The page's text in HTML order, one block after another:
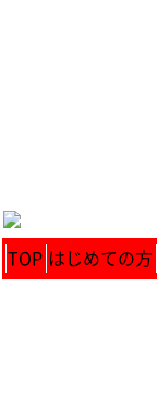
TOP はじめての方